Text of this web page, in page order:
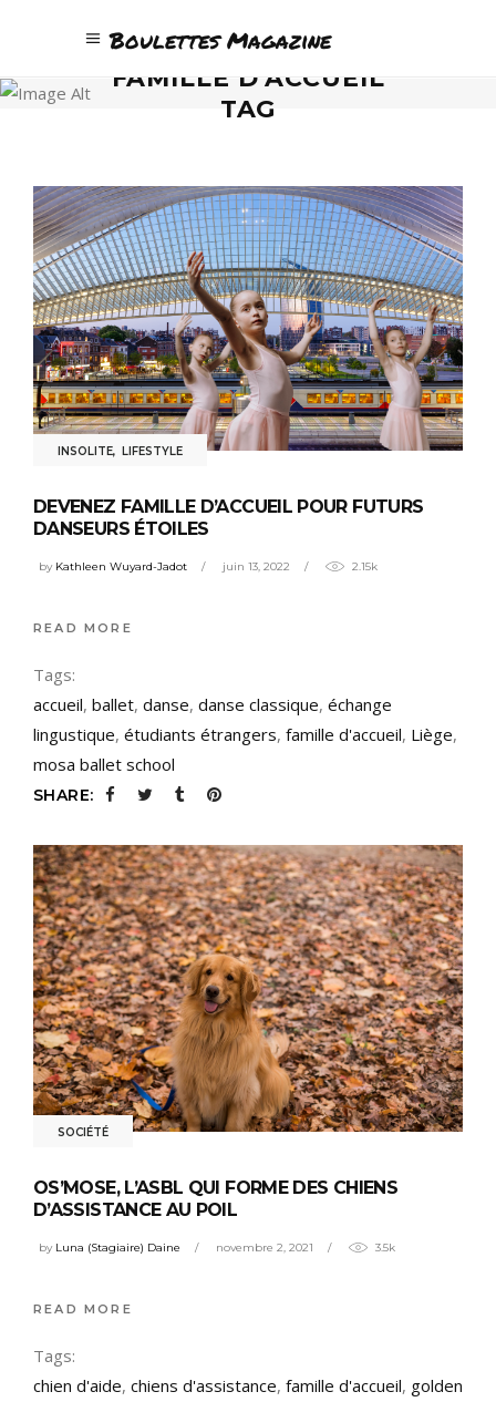
Boulettes Magazine
FAMILLE D’ACCUEIL
TAG
INSOLITE, LIFESTYLE
DEVENEZ FAMILLE D’ACCUEIL POUR FUTURS
DANSEURS ÉTOILES
by Kathleen Wuyard-Jadot juin 13, 2022 2.15k
READ MORE
Tags:
accueil, ballet, danse, danse classique, échange
lingustique, étudiants étrangers, famille d'accueil, Liège,
mosa ballet school
SHARE:
SOCIÉTÉ
OS’MOSE, L’ASBL QUI FORME DES CHIENS
D’ASSISTANCE AU POIL
by Luna (Stagiaire) Daine novembre 2, 2021 3.5k
READ MORE
Tags:
chien d'aide, chiens d'assistance, famille d'accueil, golden